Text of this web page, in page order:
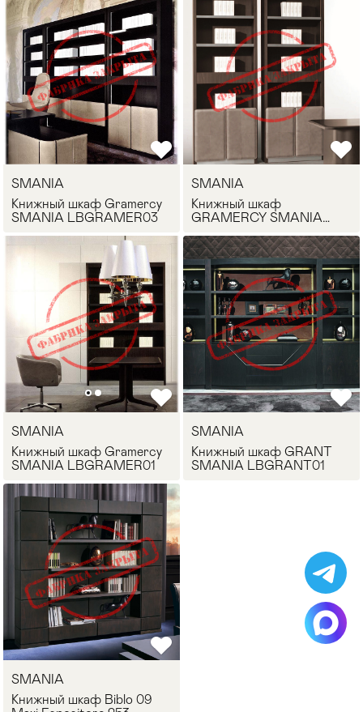
SMANIA
Книжный шкаф Gramercy
SMANIA LBGRAMER03
SMANIA
Книжный шкаф
GRAMERCY SMANIA
SMANIA
Книжный шкаф Gramercy
SMANIA LBGRAMER01
SMANIA
Книжный шкаф GRANT
SMANIA LBGRANT01
SMANIA
Книжный шкаф Biblo 09